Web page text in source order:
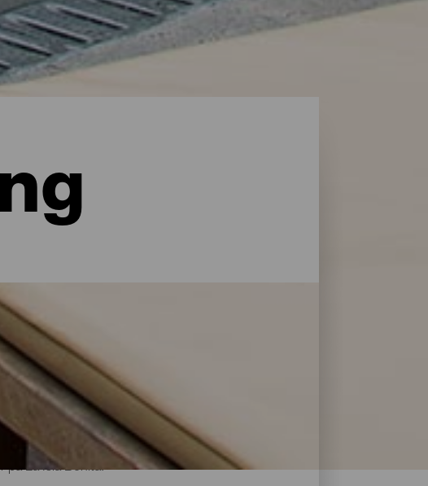
med alle former for service og pleje: La Palma har
for at genoplade batterierne efter en dag på
på La Isla Bonita.